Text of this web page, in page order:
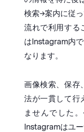
検索→案内に従
流れで利用する
はInstagram内
なります。
画像検索、保存
法が一貫して行
ませんでした。
Instagramはユ